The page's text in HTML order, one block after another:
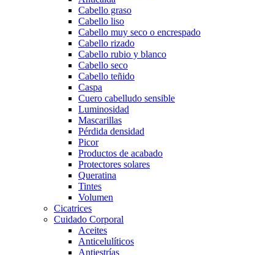
Cabello graso
Cabello liso
Cabello muy seco o encrespado
Cabello rizado
Cabello rubio y blanco
Cabello seco
Cabello teñido
Caspa
Cuero cabelludo sensible
Luminosidad
Mascarillas
Pérdida densidad
Picor
Productos de acabado
Protectores solares
Queratina
Tintes
Volumen
Cicatrices
Cuidado Corporal
Aceites
Anticelulíticos
Antiestrías